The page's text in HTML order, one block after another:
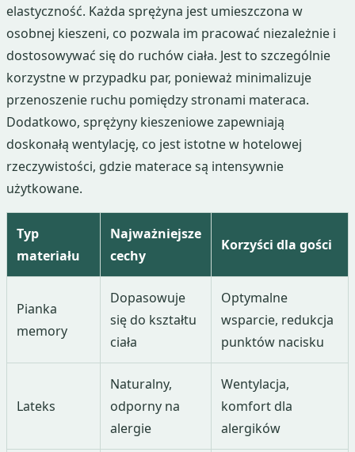
elastyczność. Każda sprężyna jest umieszczona w
osobnej kieszeni, co pozwala im pracować niezależnie i
dostosowywać się do ruchów ciała. Jest to szczególnie
korzystne w przypadku par, ponieważ minimalizuje
przenoszenie ruchu pomiędzy stronami materaca.
Dodatkowo, sprężyny kieszeniowe zapewniają
doskonałą wentylację, co jest istotne w hotelowej
rzeczywistości, gdzie materace są intensywnie
użytkowane.
Typ
materiału
Najważniejsze
cechy
Korzyści dla gości
Pianka
memory
Dopasowuje
się do kształtu
ciała
Optymalne
wsparcie, redukcja
punktów nacisku
Lateks
Naturalny,
odporny na
alergie
Wentylacja,
komfort dla
alergików